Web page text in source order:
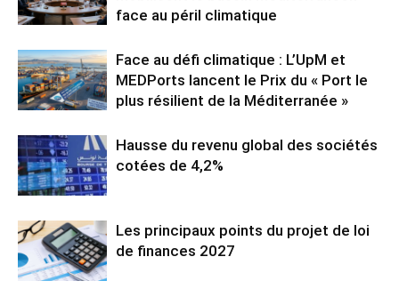
face au péril climatique
Face au défi climatique : L’UpM et
MEDPorts lancent le Prix du « Port le
plus résilient de la Méditerranée »
Hausse du revenu global des sociétés
cotées de 4,2%
Les principaux points du projet de loi
de finances 2027